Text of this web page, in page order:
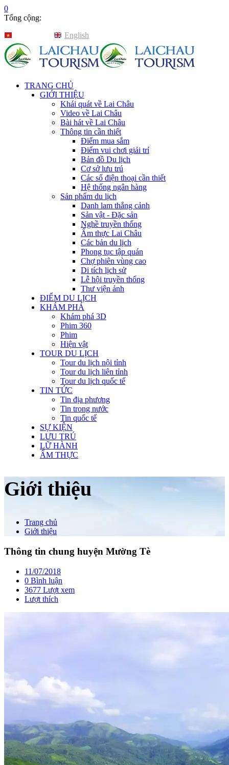
0
Tổng cộng:
English
TRANG CHỦ
GIỚI THIỆU
Khái quát về Lai Châu
Video về Lai Châu
Bài hát về Lai Châu
Thông tin cần thiết
Điểm mua sắm
Điểm vui chơi giải trí
Bản đồ Du lịch
Cơ sở lưu trú
Các số điện thoại cần thiết
Hệ thống ngân hàng
Sản phẩm du lịch
Danh lam thắng cảnh
Sản vật - Đặc sản
Nghề truyền thống
Ẩm thực Lai Châu
Các bản du lịch
Phong tục tập quán
Chợ phiên vùng cao
Di tích lịch sử
Lễ hội truyền thống
Thư viện ảnh
ĐIỂM DU LỊCH
KHÁM PHÁ
Khám phá 3D
Phim 360
Phim
Hiện vật
TOUR DU LỊCH
Tour du lịch nội tỉnh
Tour du lịch liên tỉnh
Tour du lịch quốc tế
TIN TỨC
Tin địa phương
Tin trong nước
Tin quốc tế
SỰ KIỆN
LƯU TRÚ
LỮ HÀNH
ẨM THỰC
Giới thiệu
Trang chủ
Giới thiệu
Thông tin chung huyện Mường Tè
11/07/2018
0 Bình luận
3677 Lượt xem
Lượt thích